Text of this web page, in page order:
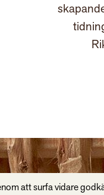
att surfa vidare